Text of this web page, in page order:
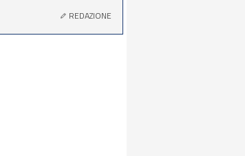
REDAZIONE